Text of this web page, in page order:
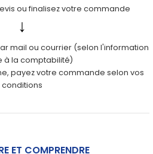
ou finalisez votre commande
↓
mail ou courrier (selon l'information
à la comptabilité)
payez votre commande selon vos
conditions
ET COMPRENDRE